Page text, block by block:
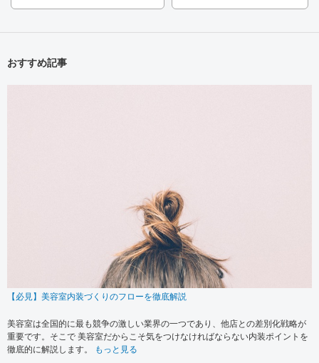
おすすめ記事
【必見】美容室内装づくりのフローを徹底解説
美容室は全国的に最も競争の激しい業界の一つであり、他店との差別化戦略が
重要です。そこで 美容室だからこそ気をつけなければならない内装ポイントを
徹底的に解説します。
もっと見る